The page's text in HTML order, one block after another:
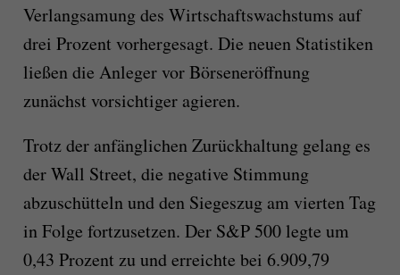
Verlangsamung des Wirtschaftswachstums auf
drei Prozent vorhergesagt. Die neuen Statistiken
ließen die Anleger vor Börseneröffnung
zunächst vorsichtiger agieren.
Trotz der anfänglichen Zurückhaltung gelang es
der Wall Street, die negative Stimmung
abzuschütteln und den Siegeszug am vierten Tag
in Folge fortzusetzen. Der S&P 500 legte um
0,43 Prozent zu und erreichte bei 6.909,79